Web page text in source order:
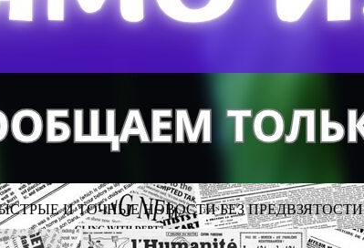
И ТОЧНЫЕ НОВОСТИ БЕЗ ПРЕДВЗЯТОСТИ